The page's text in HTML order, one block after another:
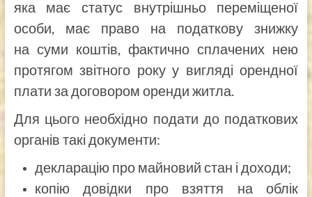
яка має статус внутрішньо переміщеної
особи, має право на податкову знижку
на суми коштів, фактично сплачених нею
протягом звітного року у вигляді орендної
плати за договором оренди житла.
Для цього необхідно подати до податкових
органів такі документи:
декларацію про майновий стан і доходи;
копію довідки про взяття на облік